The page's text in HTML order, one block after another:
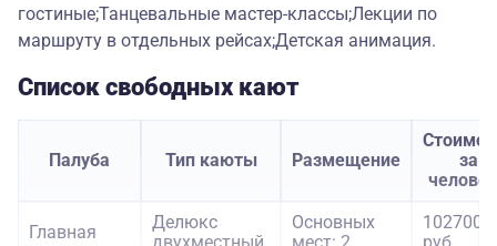
гостиные;Танцевальные мастер-классы;Лекции по
маршруту в отдельных рейсах;Детская анимация.
Список свободных кают
Палуба Тип каюты Размещение
за
Главная
Делюкс
Основных
102700